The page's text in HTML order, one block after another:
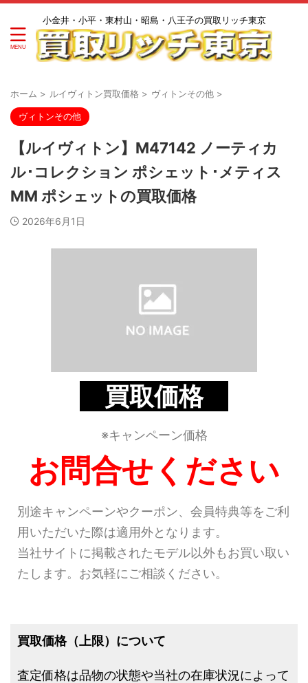
小金井・小平・東村山・昭島・八王子の買取リッチ東京
ホーム > ルイヴィトン買取価格 > ヴィトンその他 >
ヴィトンその他
【ルイヴィトン】M47142 ノーティカ
ル･コレクション ポシェット･メティス
MM ポシェットの買取価格
2026年6月1日
買取価格
※キャンペーン価格
お問合せください
別途キャンペーンやクーポン、会員特典等をご利
用いただいた際は適用外となります。
当社サイトに掲載されたモデル以外もお買い取い
たします。お気軽にご相談ください。
買取価格（上限）について
査定価格は品物の状態や当社の在庫状況によって